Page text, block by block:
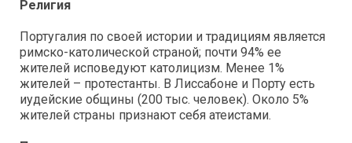
Религия
Португалия по своей истории и традициям является
римско-католической страной; почти 94% ее
жителей исповедуют католицизм. Менее 1%
жителей – протестанты. В Лиссабоне и Порту есть
иудейские общины (200 тыс. человек). Около 5%
жителей страны признают себя атеистами.